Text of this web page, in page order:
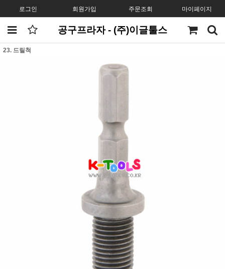
로그인 회원가입 주문조회 마이페이지
공구프라자 - (주)이글툴스
23. 드릴척